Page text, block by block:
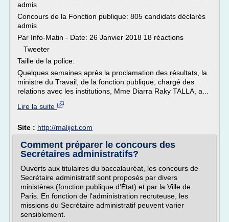
admis
Concours de la Fonction publique: 805 candidats déclarés
admis
Par Info-Matin - Date: 26 Janvier 2018 18 réactions
Tweeter
Taille de la police:
Quelques semaines après la proclamation des résultats, la
ministre du Travail, de la fonction publique, chargé des
relations avec les institutions, Mme Diarra Raky TALLA, a...
Lire la suite
Site : http://malijet.com
Comment préparer le concours des
Secrétaires administratifs?
Ouverts aux titulaires du baccalauréat, les concours de
Secrétaire administratif sont proposés par divers
ministères (fonction publique d'État) et par la Ville de
Paris. En fonction de l'administration recruteuse, les
missions du Secrétaire administratif peuvent varier
sensiblement.